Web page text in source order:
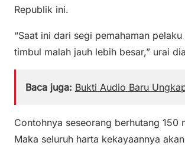
Republik ini.
“Saat ini dari segi pemahaman
timbul malah jauh lebih besar,” urai
Baca juga: Bukti Audio Baru
Contohnya seseorang berhutang
Maka seluruh harta kekayaannya